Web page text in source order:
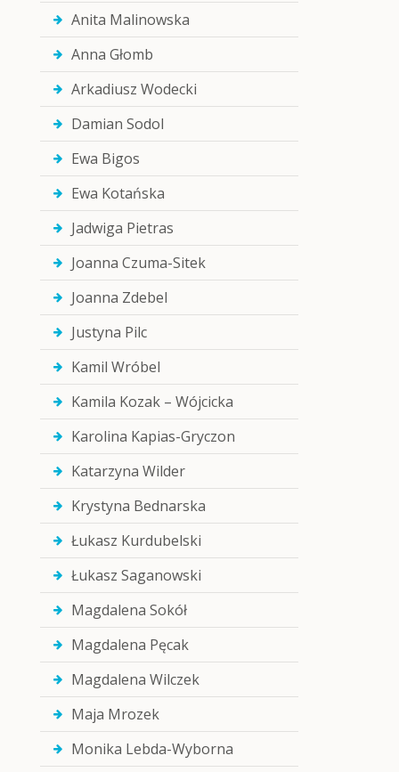
Anita Malinowska
Anna Głomb
Arkadiusz Wodecki
Damian Sodol
Ewa Bigos
Ewa Kotańska
Jadwiga Pietras
Joanna Czuma-Sitek
Joanna Zdebel
Justyna Pilc
Kamil Wróbel
Kamila Kozak – Wójcicka
Karolina Kapias-Gryczon
Katarzyna Wilder
Krystyna Bednarska
Łukasz Kurdubelski
Łukasz Saganowski
Magdalena Sokół
Magdalena Pęcak
Magdalena Wilczek
Maja Mrozek
Monika Lebda-Wyborna